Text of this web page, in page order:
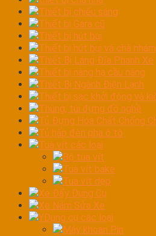
Thiết bị chiếu sáng
Thiết bị Gara cũ
Thiết bị hút bụi
Thiết bị hút bụi và chà nhám
Thiết Bị Láng Đĩa Phanh Xe
Thiết bị nâng hạ cầu nâng
Thiết Bị Ngành Điện Lạnh
Thiết bị sạc khởi động và
Thùng, túi đựng đồ nghề
Tủ Đựng Hóa Chất Chống
Tủ hấp đèn pha ô tô
Tua vít các loại
Bộ tua vít
Tua vít bake
Tua vít dẹp
Xe Đẩy Dụng Cụ
Xe Nằm Sửa Xe
YDụng cụ các loại
Máy khoan Pin